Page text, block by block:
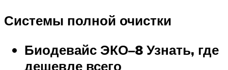
Системы полной очистки
Биодевайс ЭКО–8 Узнать, где
дешевле всего